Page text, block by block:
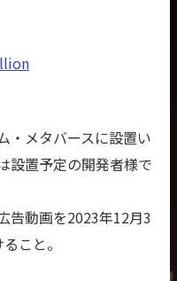
・メタバースに設置い
設置予定の開発者様で
告動画を2023年12月3
こと。